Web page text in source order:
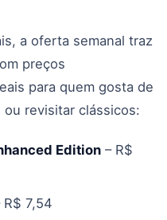
a oferta semanal traz
preços
para quem gosta de
revisitar clássicos:
Edition– R$
7,54